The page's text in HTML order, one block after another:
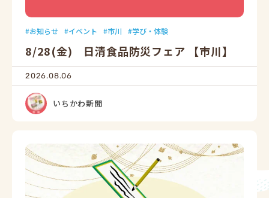
お知らせ イベント 市川 学び・体験
8/28(金) 日清食品防災フェア 【市川】
2026.08.06
いちかわ新聞